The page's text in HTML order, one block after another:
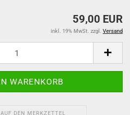
59,00 EUR
inkl. 19% MwSt. zzgl. Versand
AUF DEN MERKZETTEL